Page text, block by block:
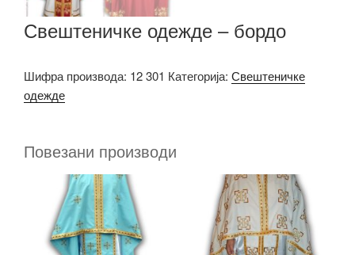
Свештеничке одежде – бордо
Шифра производа: 12 301 Категорија: Свештеничке
одежде
Повезани производи